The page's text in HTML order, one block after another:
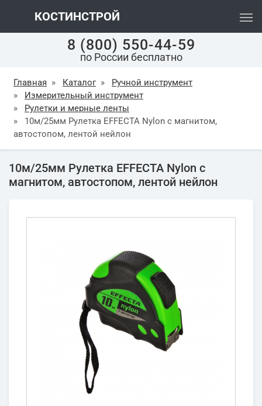
КОСТИНСТРОЙ
8 (800) 550-44-59
по России бесплатно
Главная » Каталог »
Ручной инструмент
»
Измерительный инструмент
»
Рулетки и мерные ленты
»
10м/25мм Рулетка EFFECTA Nylon с магнитом,
автостопом, лентой нейлон
10м/25мм Рулетка EFFECTA Nylon с
магнитом, автостопом, лентой нейлон